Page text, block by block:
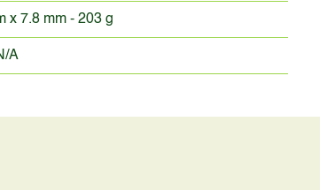
x 7.8 mm - 203 g
A